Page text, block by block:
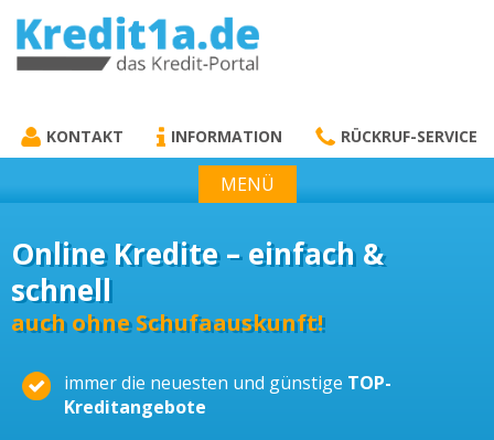
KREDIT1A.DE
KONTAKT INFORMATION RÜCKRUF-SERVICE
MENÜ
Online Kredite – einfach &
schnell
auch ohne Schufaauskunft!
immer die neuesten und günstige TOP-
Kreditangebote